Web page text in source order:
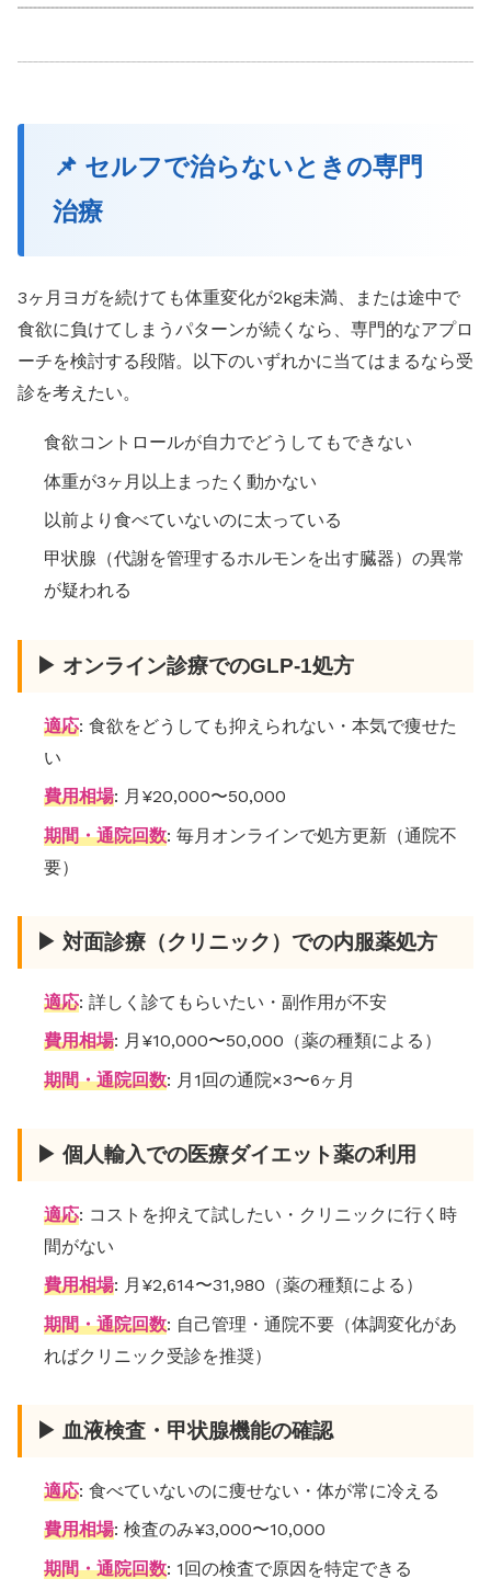
📌 セルフで治らないときの専門
治療
3ヶ月ヨガを続けても体重変化が2kg未満、または途中で
食欲に負けてしまうパターンが続くなら、専門的なアプロ
ーチを検討する段階。以下のいずれかに当てはまるなら受
診を考えたい。
食欲コントロールが自力でどうしてもできない
体重が3ヶ月以上まったく動かない
以前より食べていないのに太っている
甲状腺（代謝を管理するホルモンを出す臓器）の異常
が疑われる
▶ オンライン診療でのGLP-1処方
適応: 食欲をどうしても抑えられない・本気で痩せた
い
費用相場: 月¥20,000〜50,000
期間・通院回数: 毎月オンラインで処方更新（通院不
要）
▶ 対面診療（クリニック）での内服薬処方
適応: 詳しく診てもらいたい・副作用が不安
費用相場: 月¥10,000〜50,000（薬の種類による）
期間・通院回数: 月1回の通院×3〜6ヶ月
▶ 個人輸入での医療ダイエット薬の利用
適応: コストを抑えて試したい・クリニックに行く時
間がない
費用相場: 月¥2,614〜31,980（薬の種類による）
期間・通院回数: 自己管理・通院不要（体調変化があ
ればクリニック受診を推奨）
▶ 血液検査・甲状腺機能の確認
適応: 食べていないのに痩せない・体が常に冷える
費用相場: 検査のみ¥3,000〜10,000
期間・通院回数: 1回の検査で原因を特定できる